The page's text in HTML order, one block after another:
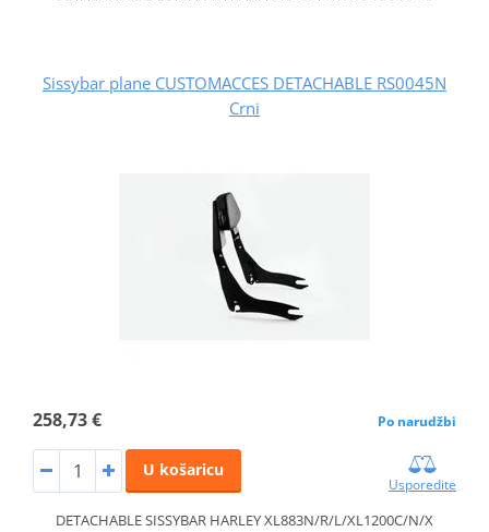
Sissybar plane CUSTOMACCES DETACHABLE RS0045N
Crni
258,73 € Po narudžbi
U košaricu
Usporedite
DETACHABLE SISSYBAR HARLEY XL883N/R/L/XL1200C/N/X